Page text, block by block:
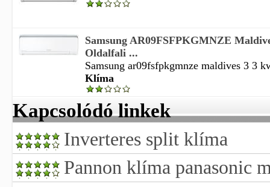
Samsung AR09FSFPKGMNZE
Oldalfali ...
Samsung ar09fsfpkgmnze maldives 3 3
Klíma
Kapcsolódó linkek
Inverteres split klíma
Pannon klíma panasonic